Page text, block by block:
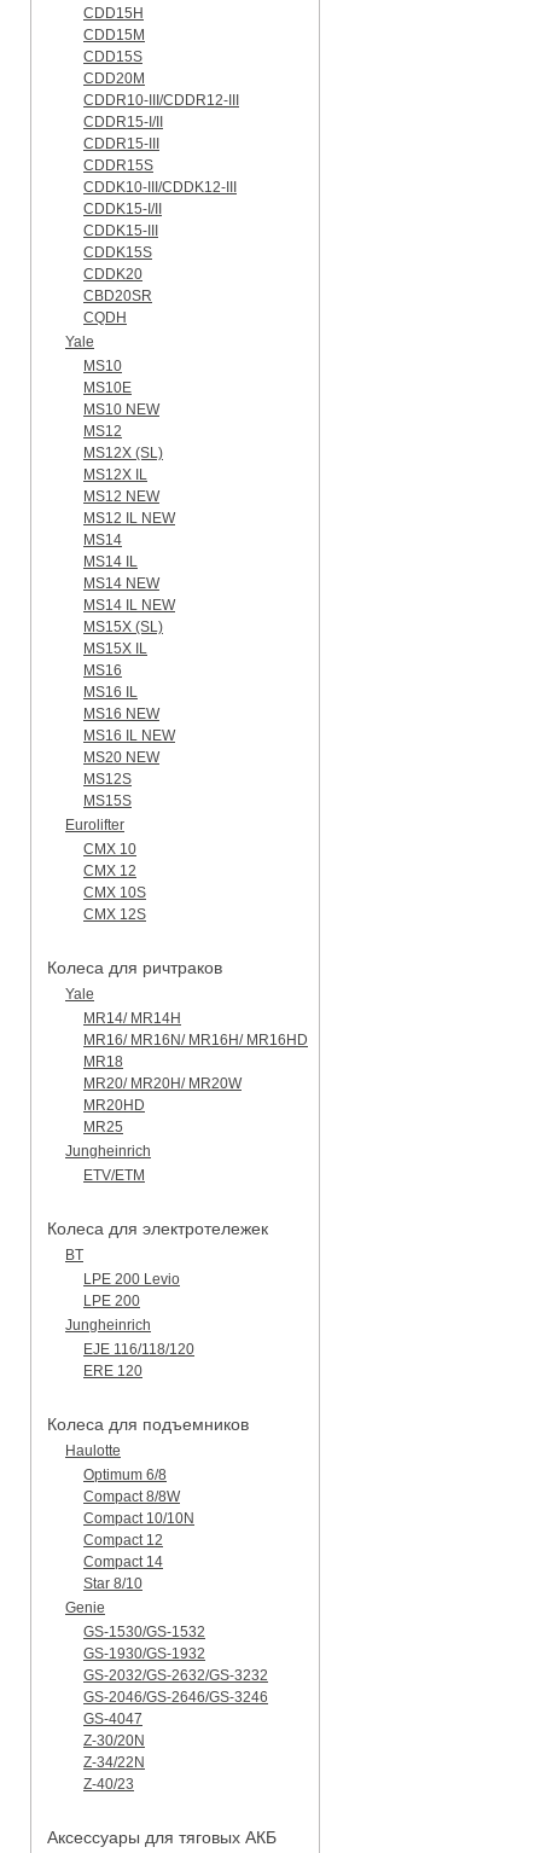
CDD15H
CDD15M
CDD15S
CDD20M
CDDR10-III/CDDR12-III
CDDR15-I/II
CDDR15-III
CDDR15S
CDDK10-III/CDDK12-III
CDDK15-I/II
CDDK15-III
CDDK15S
CDDK20
CBD20SR
CQDH
Yale
MS10
MS10E
MS10 NEW
MS12
MS12X (SL)
MS12X IL
MS12 NEW
MS12 IL NEW
MS14
MS14 IL
MS14 NEW
MS14 IL NEW
MS15X (SL)
MS15X IL
MS16
MS16 IL
MS16 NEW
MS16 IL NEW
MS20 NEW
MS12S
MS15S
Eurolifter
CMX 10
CMX 12
CMX 10S
CMX 12S
Колеса для ричтраков
Yale
MR14/ MR14H
MR16/ MR16N/ MR16H/ MR16HD
MR18
MR20/ MR20H/ MR20W
MR20HD
MR25
Jungheinrich
ETV/ETM
Колеса для электротележек
BT
LPE 200 Levio
LPE 200
Jungheinrich
EJE 116/118/120
ERE 120
Колеса для подъемников
Haulotte
Optimum 6/8
Compact 8/8W
Compact 10/10N
Compact 12
Compact 14
Star 8/10
Genie
GS-1530/GS-1532
GS-1930/GS-1932
GS-2032/GS-2632/GS-3232
GS-2046/GS-2646/GS-3246
GS-4047
Z-30/20N
Z-34/22N
Z-40/23
Аксессуары для тяговых АКБ